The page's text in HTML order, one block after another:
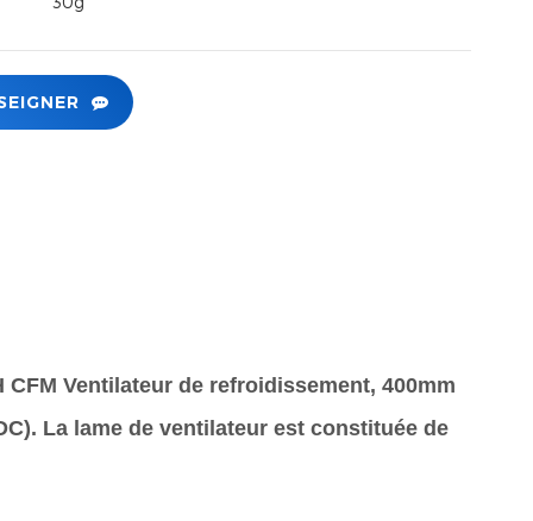
Ventilateur de refroidissement, 400mm
La lame de ventilateur est constituée de